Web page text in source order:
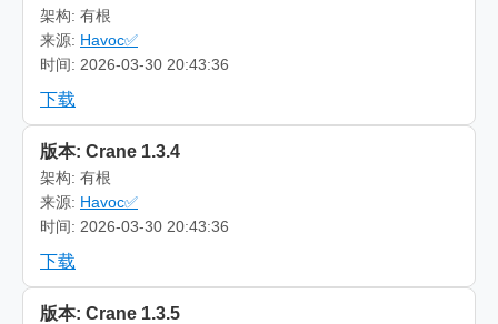
架构: 有根
来源: Havoc✅
时间: 2026-03-30 20:43:36
下载
版本: Crane 1.3.4
架构: 有根
来源: Havoc✅
时间: 2026-03-30 20:43:36
下载
版本: Crane 1.3.5